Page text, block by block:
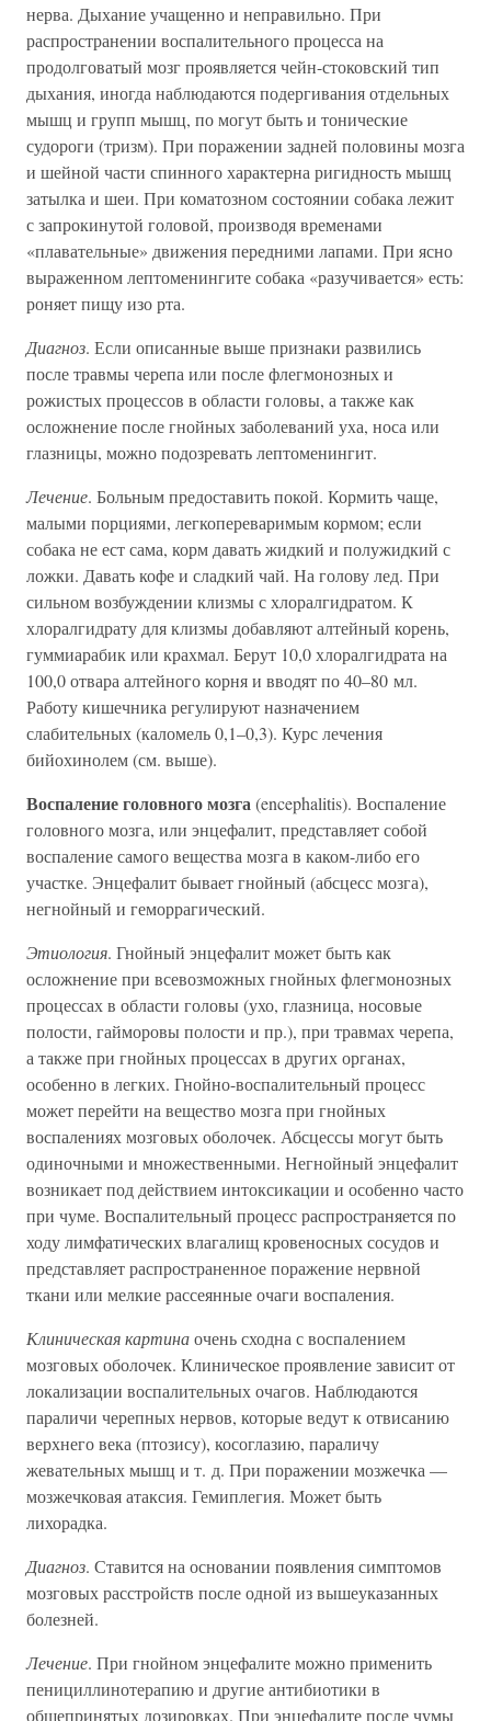
нерва. Дыхание учащенно и неправильно. При
распространении воспалительного процесса на
продолговатый мозг проявляется чейн-стоковский тип
дыхания, иногда наблюдаются подергивания отдельных
мышц и групп мышц, по могут быть и тонические
судороги (тризм). При поражении задней половины мозга
и шейной части спинного характерна ригидность мышц
затылка и шеи. При коматозном состоянии собака лежит
с запрокинутой головой, производя временами
«плавательные» движения передними лапами. При ясно
выраженном лептоменингите собака «разучивается» есть:
роняет пищу изо рта.
Диагноз. Если описанные выше признаки развились
после травмы черепа или после флегмонозных и
рожистых процессов в области головы, а также как
осложнение после гнойных заболеваний уха, носа или
глазницы, можно подозревать лептоменингит.
Лечение. Больным предоставить покой. Кормить чаще,
малыми порциями, легкопереваримым кормом; если
собака не ест сама, корм давать жидкий и полужидкий с
ложки. Давать кофе и сладкий чай. На голову лед. При
сильном возбуждении клизмы с хлоралгидратом. К
хлоралгидрату для клизмы добавляют алтейный корень,
гуммиарабик или крахмал. Берут 10,0 хлоралгидрата на
100,0 отвара алтейного корня и вводят по 40–80 мл.
Работу кишечника регулируют назначением
слабительных (каломель 0,1–0,3). Курс лечения
бийохинолем (см. выше).
Воспаление головного мозга(encephalitis). Воспаление
головного мозга, или энцефалит, представляет собой
воспаление самого вещества мозга в каком-либо его
участке. Энцефалит бывает гнойный (абсцесс мозга),
негнойный и геморрагический.
Этиология. Гнойный энцефалит может быть как
осложнение при всевозможных гнойных флегмонозных
процессах в области головы (ухо, глазница, носовые
полости, гайморовы полости и пр.), при травмах черепа,
а также при гнойных процессах в других органах,
особенно в легких. Гнойно-воспалительный процесс
может перейти на вещество мозга при гнойных
воспалениях мозговых оболочек. Абсцессы могут быть
одиночными и множественными. Негнойный энцефалит
возникает под действием интоксикации и особенно часто
при чуме. Воспалительный процесс распространяется по
ходу лимфатических влагалищ кровеносных сосудов и
представляет распространенное поражение нервной
ткани или мелкие рассеянные очаги воспаления.
Клиническая картинаочень сходна с воспалением
мозговых оболочек. Клиническое проявление зависит от
локализации воспалительных очагов. Наблюдаются
параличи черепных нервов, которые ведут к отвисанию
верхнего века (птозису), косоглазию, параличу
жевательных мышц и т. д. При поражении мозжечка —
мозжечковая атаксия. Гемиплегия. Может быть
лихорадка.
Диагноз. Ставится на основании появления симптомов
мозговых расстройств после одной из вышеуказанных
болезней.
Лечение. При гнойном энцефалите можно применить
пенициллинотерапию и другие антибиотики в
общепринятых дозировках. При энцефалите после чумы